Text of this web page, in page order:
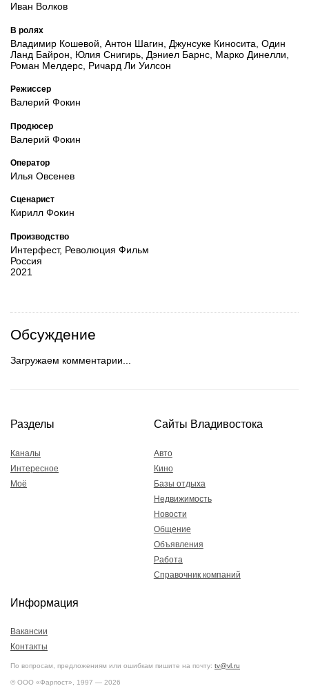
Иван Волков
В ролях
Владимир Кошевой, Антон Шагин, Джунсуке Киносита, Один
Ланд Байрон, Юлия Снигирь, Дэниел Барнс, Марко Динелли,
Роман Мелдерс, Ричард Ли Уилсон
Режиссер
Валерий Фокин
Продюсер
Валерий Фокин
Оператор
Илья Овсенев
Сценарист
Кирилл Фокин
Производство
Интерфест, Революция Фильм
Россия
2021
Обсуждение
Загружаем комментарии...
Разделы
Каналы
Интересное
Моё
Сайты Владивостока
Авто
Кино
Базы отдыха
Недвижимость
Новости
Общение
Объявления
Работа
Справочник компаний
Информация
Вакансии
Контакты
По вопросам, предложениям или ошибкам пишите на почту: tv@vl.ru
© ООО «Фарпост», 1997 — 2026